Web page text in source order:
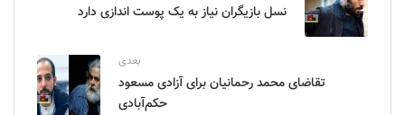
نسل بازیگران نیاز به یک پوست اندازی دارد
بعدی
تقاضای محمد رحمانیان برای آزادی مسعود
حکم‌آبادی